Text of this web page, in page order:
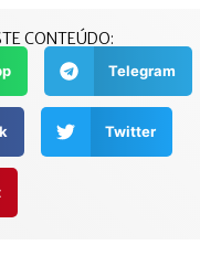
CONTEÚDO:
Telegram
Twitter